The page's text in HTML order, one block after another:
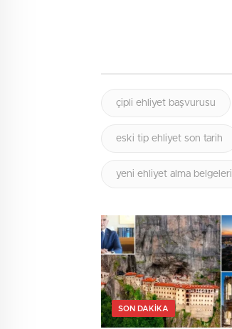
çipli ehliyet başvurusu
eski tip ehliyet son tarih
yeni ehliyet alma belgeleri
SON DAKIKA